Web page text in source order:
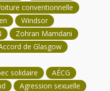
conventionnelle
Windsor
Zohran Mamdani
de Glasgow
solidaire
AÉCG
Agression sexuelle